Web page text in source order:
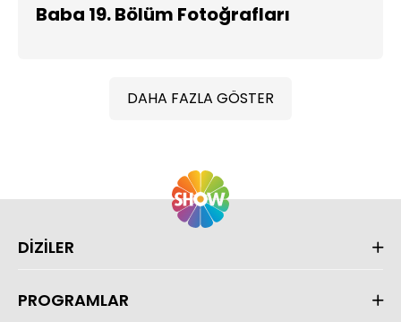
Baba 19. Bölüm Fotoğrafları
DAHA FAZLA GÖSTER
DİZİLER
PROGRAMLAR